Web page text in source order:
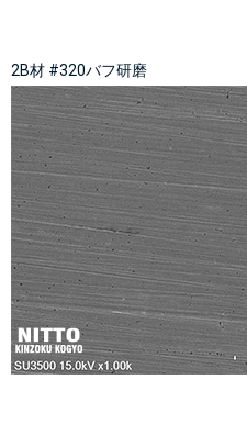
2B材 #320バフ研磨